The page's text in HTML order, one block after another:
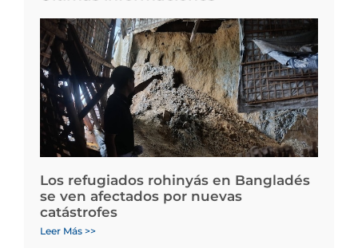
Los refugiados rohinyás en Bangladés
se ven afectados por nuevas
catástrofes
Leer Más >>